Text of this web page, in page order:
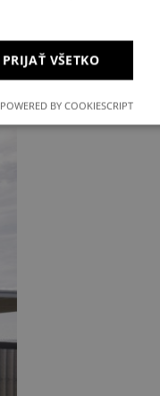
PRIJAŤ VŠETKO
POWERED BY COOKIESCRIPT